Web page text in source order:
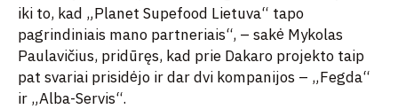
iki to, kad „Planet Supefood Lietuva“ tapo
pagrindiniais mano partneriais“, – sakė Mykolas
Paulavičius, pridūręs, kad prie Dakaro projekto taip
pat svariai prisidėjo ir dar dvi kompanijos – „Fegda“
ir „Alba-Servis“.